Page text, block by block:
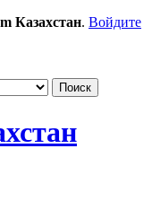
Казахстан. Войдите